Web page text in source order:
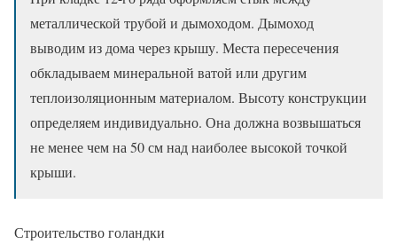
металлической трубой и дымоходом. Дымоход
выводим из дома через крышу. Места пересечения
обкладываем минеральной ватой или другим
теплоизоляционным материалом. Высоту конструкции
определяем индивидуально. Она должна возвышаться
не менее чем на 50 см над наиболее высокой точкой
крыши.
Строительство голандки